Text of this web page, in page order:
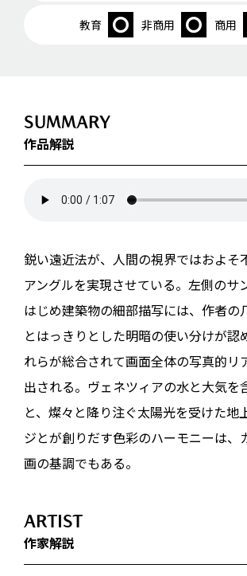
教育 非商用 商用
SUMMARY
作品解説
鋭い遠近法が、人間の視界ではおよそ
アングルを実現させている。左側のサ
はじめ建築物の細部描写には、作者の
とはっきりとした明暗の使い分けが認
れらが総合されて画面全体の写真的リ
出される。ヴェネツィアの水と大気を
と、燦々と降り注ぐ太陽光を受けた地
ジとが創りだす色彩のハーモニーは、
画の基調でもある。
ARTIST
作家解説